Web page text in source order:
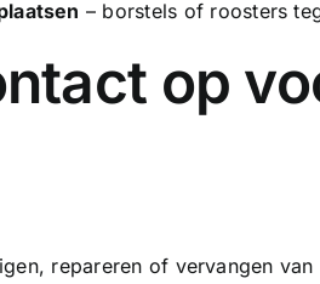
– borstels of roosters
op
repareren of vervangen